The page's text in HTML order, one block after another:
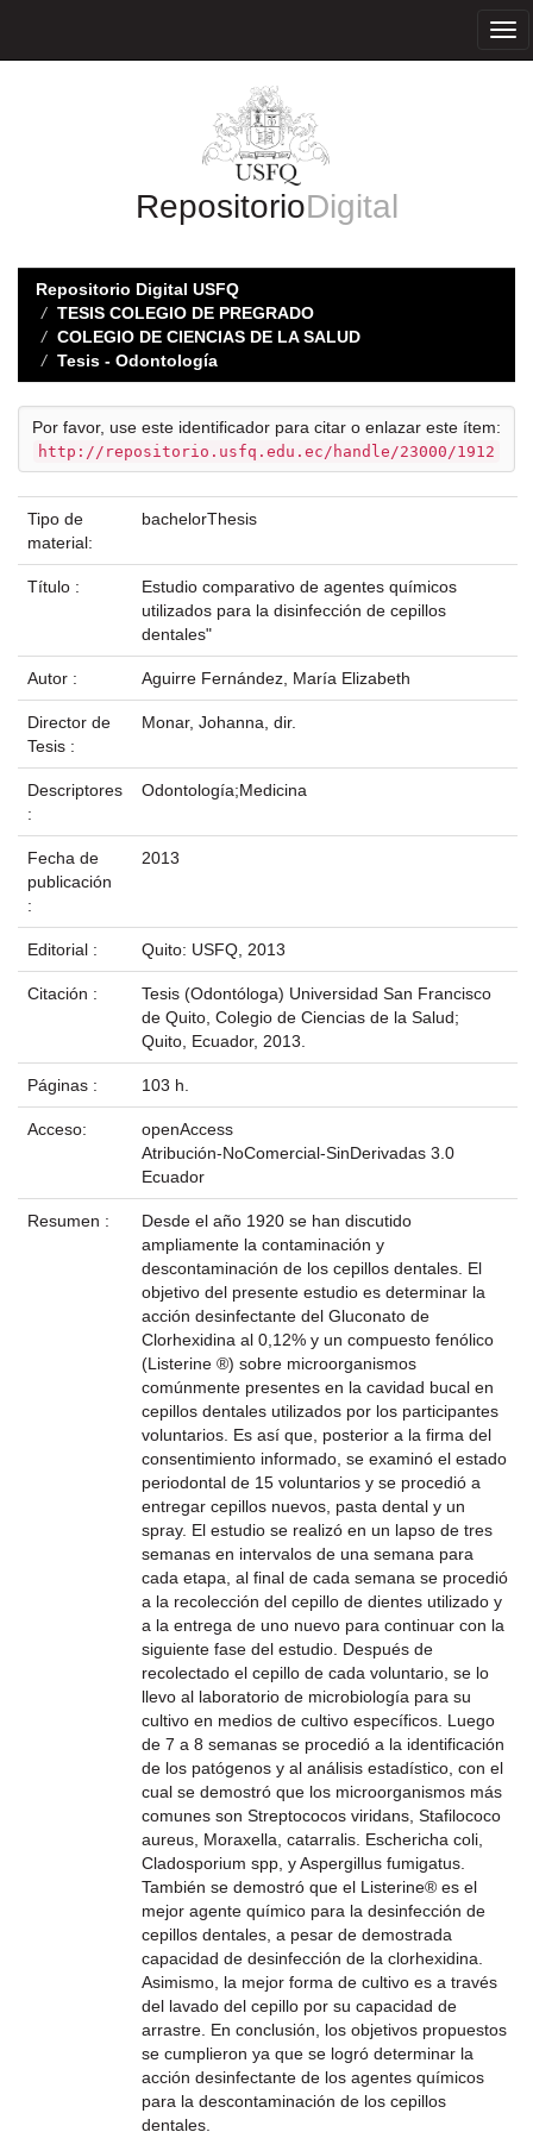
RepositorioDigital
Repositorio Digital USFQ
TESIS COLEGIO DE PREGRADO
COLEGIO DE CIENCIAS DE LA SALUD
Tesis - Odontología
Por favor, use este identificador para citar o enlazar este ítem:
http://repositorio.usfq.edu.ec/handle/23000/1912
Tipo de
material:
bachelorThesis
Título :
Estudio comparativo de agentes químicos
utilizados para la disinfección de cepillos
dentales"
Autor : Aguirre Fernández, María Elizabeth
Director de
Tesis :
Monar, Johanna, dir.
Descriptores
:
Odontología;Medicina
Fecha de
publicación
:
2013
Editorial : Quito: USFQ, 2013
Citación :
Tesis (Odontóloga) Universidad San Francisco
de Quito, Colegio de Ciencias de la Salud;
Quito, Ecuador, 2013.
Páginas : 103 h.
Acceso:
openAccess
Atribución-NoComercial-SinDerivadas 3.0
Ecuador
Resumen :
Desde el año 1920 se han discutido
ampliamente la contaminación y
descontaminación de los cepillos dentales. El
objetivo del presente estudio es determinar la
acción desinfectante del Gluconato de
Clorhexidina al 0,12% y un compuesto fenólico
(Listerine ®) sobre microorganismos
comúnmente presentes en la cavidad bucal en
cepillos dentales utilizados por los participantes
voluntarios. Es así que, posterior a la firma del
consentimiento informado, se examinó el estado
periodontal de 15 voluntarios y se procedió a
entregar cepillos nuevos, pasta dental y un
spray. El estudio se realizó en un lapso de tres
semanas en intervalos de una semana para
cada etapa, al final de cada semana se procedió
a la recolección del cepillo de dientes utilizado y
a la entrega de uno nuevo para continuar con la
siguiente fase del estudio. Después de
recolectado el cepillo de cada voluntario, se lo
llevo al laboratorio de microbiología para su
cultivo en medios de cultivo específicos. Luego
de 7 a 8 semanas se procedió a la identificación
de los patógenos y al análisis estadístico, con el
cual se demostró que los microorganismos más
comunes son Streptococos viridans, Stafilococo
aureus, Moraxella, catarralis. Eschericha coli,
Cladosporium spp, y Aspergillus fumigatus.
También se demostró que el Listerine® es el
mejor agente químico para la desinfección de
cepillos dentales, a pesar de demostrada
capacidad de desinfección de la clorhexidina.
Asimismo, la mejor forma de cultivo es a través
del lavado del cepillo por su capacidad de
arrastre. En conclusión, los objetivos propuestos
se cumplieron ya que se logró determinar la
acción desinfectante de los agentes químicos
para la descontaminación de los cepillos
dentales.